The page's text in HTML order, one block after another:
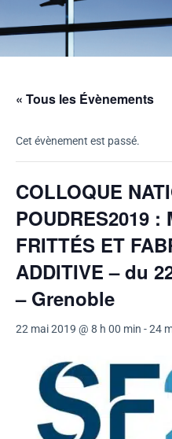
« Tous les Évènements
Cet évènement est passé.
COLLOQUE
POUDRES2019 :
FRITTÉS ET
ADDITIVE – du
– Grenoble
22 mai 2019 @ 8 h 00 min -24